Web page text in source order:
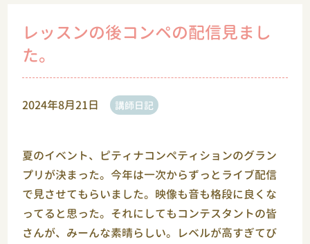
レッスンの後コンペの配信見まし
た。
2024年8月21日 講師日記
夏のイベント、ピティナコンペティションのグラン
プリが決まった。今年は一次からずっとライブ配信
で見させてもらいました。映像も音も格段に良くな
ってると思った。それにしてもコンテスタントの皆
さんが、みーんな素晴らしい。レベルが高すぎてび